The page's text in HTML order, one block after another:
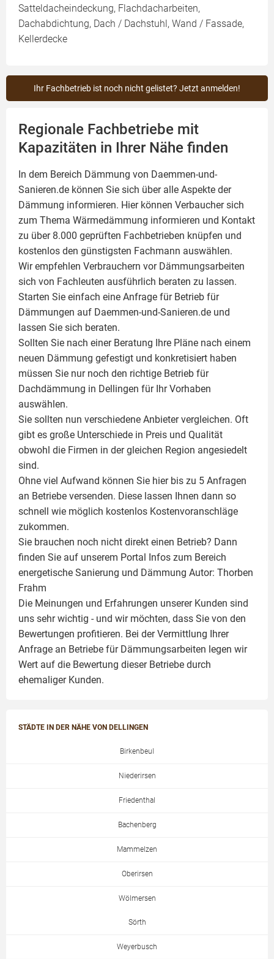
Satteldacheindeckung, Flachdacharbeiten,
Dachabdichtung, Dach / Dachstuhl, Wand / Fassade,
Kellerdecke
Ihr Fachbetrieb ist noch nicht gelistet? Jetzt anmelden!
Regionale Fachbetriebe mit
Kapazitäten in Ihrer Nähe finden
In dem Bereich Dämmung von Daemmen-und-
Sanieren.de können Sie sich über alle Aspekte der
Dämmung informieren. Hier können Verbaucher sich
zum Thema Wärmedämmung informieren und Kontakt
zu über 8.000 geprüften Fachbetrieben knüpfen und
kostenlos den günstigsten Fachmann auswählen.
Wir empfehlen Verbrauchern vor Dämmungsarbeiten
sich von Fachleuten ausführlich beraten zu lassen.
Starten Sie einfach eine Anfrage für Betrieb für
Dämmungen auf Daemmen-und-Sanieren.de und
lassen Sie sich beraten.
Sollten Sie nach einer Beratung Ihre Pläne nach einem
neuen Dämmung gefestigt und konkretisiert haben
müssen Sie nur noch den richtige Betrieb für
Dachdämmung in Dellingen für Ihr Vorhaben
auswählen.
Sie sollten nun verschiedene Anbieter vergleichen. Oft
gibt es große Unterschiede in Preis und Qualität
obwohl die Firmen in der gleichen Region angesiedelt
sind.
Ohne viel Aufwand können Sie hier bis zu 5 Anfragen
an Betriebe versenden. Diese lassen Ihnen dann so
schnell wie möglich kostenlos Kostenvoranschläge
zukommen.
Sie brauchen noch nicht direkt einen Betrieb? Dann
finden Sie auf unserem Portal Infos zum Bereich
energetische Sanierung und Dämmung Autor: Thorben
Frahm
Die Meinungen und Erfahrungen unserer Kunden sind
uns sehr wichtig - und wir möchten, dass Sie von den
Bewertungen profitieren. Bei der Vermittlung Ihrer
Anfrage an Betriebe für Dämmungsarbeiten legen wir
Wert auf die Bewertung dieser Betriebe durch
ehemaliger Kunden.
STÄDTE IN DER NÄHE VON DELLINGEN
Birkenbeul
Niederirsen
Friedenthal
Bachenberg
Mammelzen
Oberirsen
Wölmersen
Sörth
Weyerbusch